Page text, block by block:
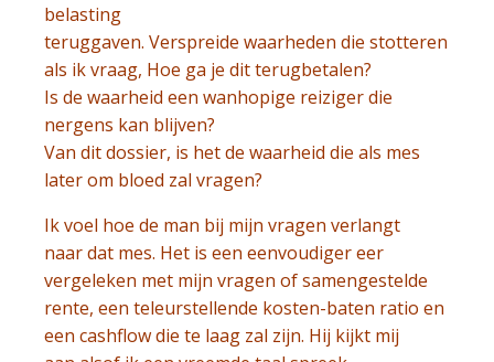
belasting
teruggaven. Verspreide waarheden die stotteren
als ik vraag, Hoe ga je dit terugbetalen?
Is de waarheid een wanhopige reiziger die
nergens kan blijven?
Van dit dossier, is het de waarheid die als mes
later om bloed zal vragen?
Ik voel hoe de man bij mijn vragen verlangt
naar dat mes. Het is een eenvoudiger eer
vergeleken met mijn vragen of samengestelde
rente, een teleurstellende kosten-baten ratio en
een cashflow die te laag zal zijn. Hij kijkt mij